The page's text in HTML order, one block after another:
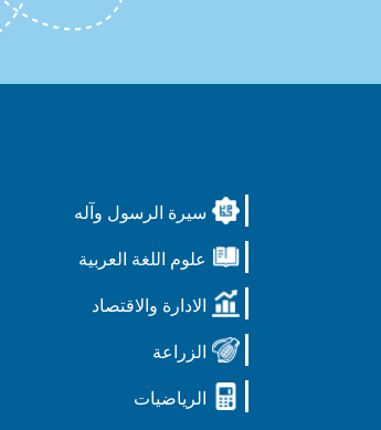
سيرة الرسول وآله
علوم اللغة العربية
الادارة والاقتصاد
الزراعة
الرياضيات